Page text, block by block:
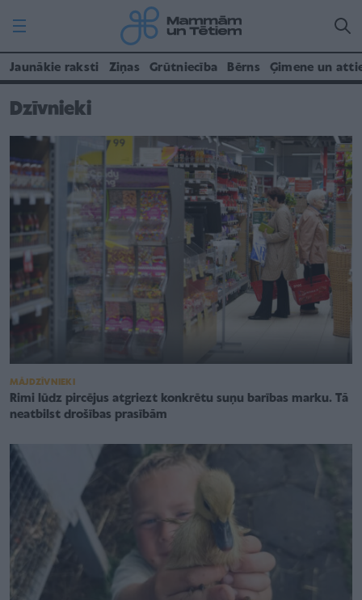
Jaunākie raksti Ziņas Grūtniecība Bērns Ģimene un
Dzīvnieki
MĀJDZĪVNIEKI
Rimi lūdz pircējus atgriezt konkrētu suņu barības marku. Tā
neatbilst drošības prasībām